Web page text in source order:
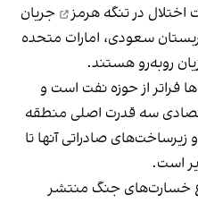
تنگه هرمز
جریان
سعودی، امارات متحده
روبه‌رو هستند.
فراتر از حوزه نفت است و
سه قدرت اصلی منطقه
صادراتی آنها تا
است.
خسارت‌های جنگ منتشر